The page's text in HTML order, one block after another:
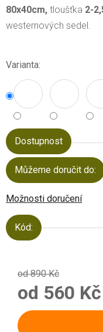
80x40cm, tloušťka 2-
westernových sedel.
Varianta:
Dostupnost
Můžeme doručit do:
Možnosti doručení
Kód:
od 890 Kč
od 560 Kč
Měrná cena: